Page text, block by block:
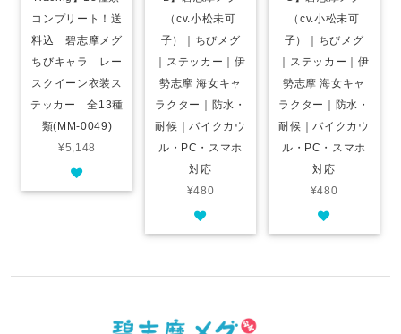
コンプリート！送
料込 碧志摩メグ
ちびキャラ レー
スクイーン衣装ス
テッカー 全13種
類(MM-0049)
¥5,148
（cv.小松未可
子）｜ちびメグ
｜ステッカー｜伊
勢志摩 海女キャ
ラクター｜防水・
耐候｜バイクカウ
ル・PC・スマホ
対応
¥480
（cv.小松未可
子）｜ちびメグ
｜ステッカー｜伊
勢志摩 海女キャ
ラクター｜防水・
耐候｜バイクカウ
ル・PC・スマホ
対応
¥480